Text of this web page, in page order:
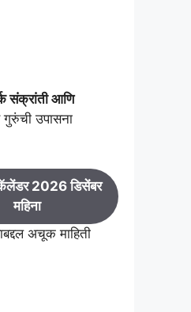
संक्रांती आणि
उपासना
कॅलेंडर 2026 डिसेंबर
महिना
अचूक माहिती